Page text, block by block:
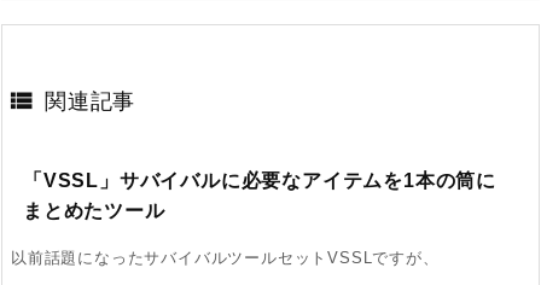
 関連記事
「VSSL」サバイバルに必要なアイテムを1本の筒に
まとめたツール
以前話題になったサバイバルツールセットVSSLですが、